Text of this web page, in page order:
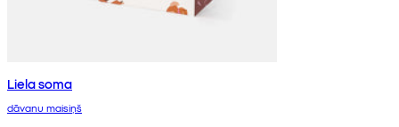
Liela soma
dāvanu maisiņš